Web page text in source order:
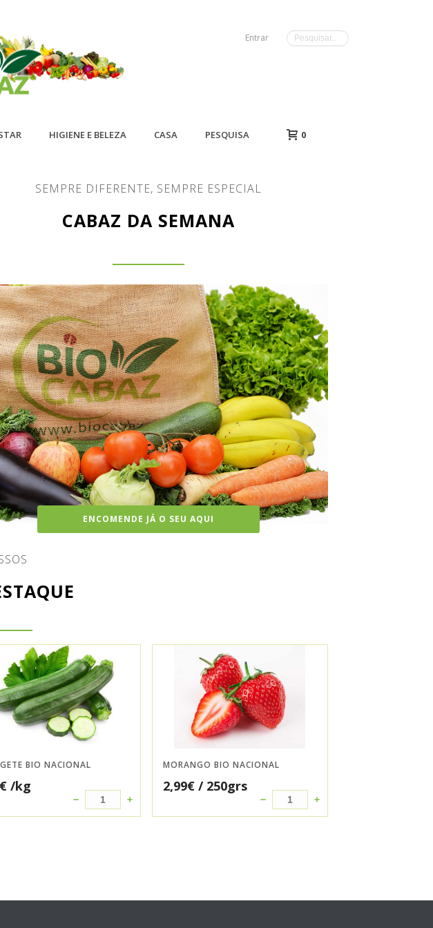
Entrar
HIGIENE E BELEZA CASA PESQUISA 0
SEMPRE DIFERENTE, SEMPRE ESPECIAL
CABAZ DA SEMANA
ENCOMENDE JÁ O SEU AQUI
BIO NACIONAL
€ /kg
MORANGO BIO NACIONAL
2,99€/ 250grs